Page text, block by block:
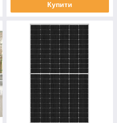
Купити